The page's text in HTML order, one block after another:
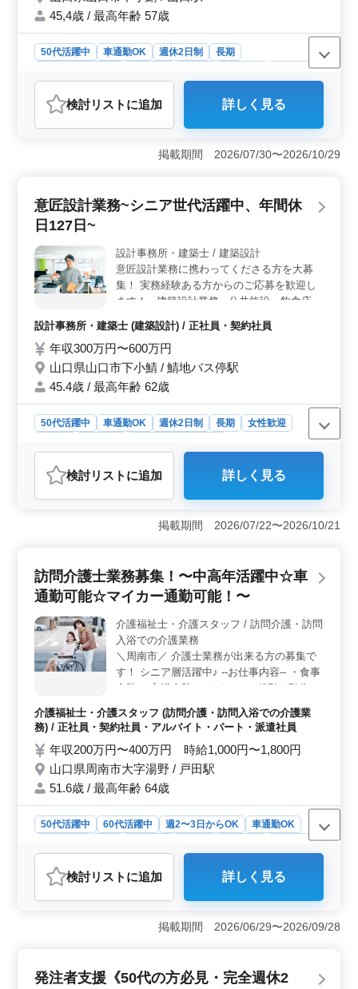
までの経験を活かして働ける方！ 皆様のご
45,4歳 / 最高年齢 57歳
50代活躍中 車通勤OK 週休2日制
長期
派遣社員
医療事務・受付
おすすめポイント
＜経験豊富な医療事務の方を歓迎＞ 山口市の病院で
は、医療事務の募集があります。内科やリハビリ科など
での業務を通じて、医療事務の経験を活かしませんか？
い環境＞ 受付や電話対応、カルテ作成など、幅広い業
務に携われます。社内の人間関係も良好で、スタッフ同
少なめなので、プライベートとの両立がしやすいで
す。 ＜安定した給与と福利厚生＞ 給与は年収220万
円から300万円と、経験やスキルに応じて柔軟に設定され
ます。通勤手当や福利厚生も整っており、安心して働け
検討リスト に追加 詳しく見る
掲載期間 2026/07/30〜2026/10/29
意匠設計業務~シニア世代活躍中、年間休
日127日~
設計事務所・建築士 / 建築設計
意匠設計業務に携わってくださる方を大募
集！ 実務経験ある方からのご応募を歓迎し
ます！ ●建築設計業務● 公共施設、飲食店、
集合住宅、福祉施設 etc. 【業務内容】 ・施
主打ち合わせ、現地調査、プランニング ・
基本設計、実施設計、積算 ・確認申請、各
種書類作成、施工会社選定、設計監理 等 ・
CAD操作あり ○備考○ 作業着支給／ 交通
テラン経験者の方歓迎！条件面優遇いたしま
す ＊1級建築士をお持ちの方は条件面優遇
設計事務所・建築士 (建築設計) / 正社員・契約社員
年収300万円〜600万円
山口県山口市下小鯖 / 鯖地バス停駅
45.4歳 / 最高年齢 62歳
50代活躍中 車通勤OK 週休2日制 長期
女性歓迎
おすすめポイント
＜充実した休日と働きやすい環境＞ 年間休日が127日と
非常に多く、週休2日制や長期勤務の制度が整っていま
す。これにより、仕事と家庭の両立がしやすく、プライ
ベートの充実も図れます。さらに、残業が少なく、労働
のベテラン経験者の方を歓迎し、条件面での優遇が行わ
れています。特に1級建築士を持つ方には、さらなる優遇
措置が設けられており、経験やスキルを活かして充実し
たキャリアを築くことができます。 ＜キャリア形成
のサポート＞ 建築設計業務経験6年以上やCAD経験者を
求めることで、技術力の向上やスキルの習得をサポート
しています。また、技術士やその他の資格を持つ方も歓
迎され、専門性を高めたキャリアアップが可能です。
検討リスト に追加 詳しく見る
掲載期間 2026/07/22〜2026/10/21
訪問介護士業務募集！〜中高年活躍中☆車
通勤可能☆マイカー通勤可能！〜
介護福祉士・介護スタッフ / 訪問介護・訪問
入浴での介護業務
＼周南市／ 介護士業務が出来る方の募集で
す！ シニア層活躍中♪ --お仕事内容-- ・食事
介助 ・入浴介助 ・トイレへの移動や動作の
介助 ・おむつ交換 ・着替えの介助 ・体位変
換介助 ・服薬介助 ・書類作成、書類整理 ＊
社会保険完備 ＊車通勤可能 50代60代のベテ
ランスタッフ多数活躍中です！ 皆様のご応
募お待ちしております！！！
介護福祉士・介護スタッフ (訪問介護・訪問入浴での介護業
務) / 正社員・契約社員・アルバイト・パート・派遣社員
年収200万円〜400万円 時給1,000円〜1,800円
山口県周南市大字湯野 / 戸田駅
51.6歳 / 最高年齢 64歳
50代活躍中 60代活躍中 週2〜3日からOK
車通勤OK
派遣社員
介護福祉士・介護スタッフ
おすすめポイント
＜安定の介護業務＞ 中高年も歓迎の訪問介護ステーシ
ョン。 社会保険完備の安心の職場で、食事介助から書
類作成まで充実の業務内容をおまかせします。 ＜車
240万円〜400万円、時給1,020円〜1,700円で待遇面も
検討リスト に追加 詳しく見る
掲載期間 2026/06/29〜2026/09/28
発注者支援《50代の方必見・完全週休2